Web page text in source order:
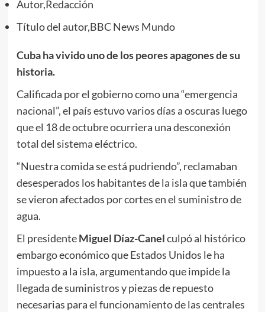
Autor,Redacción
Título del autor,BBC News Mundo
Cuba ha vivido uno de los peores apagones de su
historia.
Calificada por el gobierno como una “emergencia
nacional”, el país estuvo varios días a oscuras luego
que el 18 de octubre ocurriera una desconexión
total del sistema eléctrico.
“Nuestra comida se está pudriendo”, reclamaban
desesperados los habitantes de la isla que también
se vieron afectados por cortes en el suministro de
agua.
El presidenteMiguel Díaz-Canelculpó al histórico
embargo económico que Estados Unidos le ha
impuesto a la isla, argumentando que impide la
llegada de suministros y piezas de repuesto
necesarias para el funcionamiento de las centrales